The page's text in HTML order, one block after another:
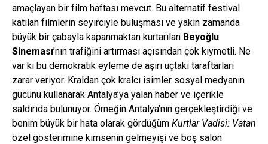
amaçlayan bir film haftası mevcut. Bu alternatif festival
katılan filmlerin seyirciyle buluşması ve yakın zamanda
büyük bir çabayla kapanmaktan kurtarılan Beyoğlu
Sineması’nın trafiğini artırması açısından çok kıymetli. Ne
var ki bu demokratik eyleme de aşırı uçtaki taraftarları
zarar veriyor. Kraldan çok kralcı isimler sosyal medyanın
gücünü kullanarak Antalya’ya yalan haber ve içerikle
saldırıda bulunuyor. Örneğin Antalya’nın gerçekleştirdiği ve
benim büyük bir hata olarak gördüğüm Kurtlar Vadisi: Vatan
özel gösterimine kimsenin gelmeyişi ve boş salon